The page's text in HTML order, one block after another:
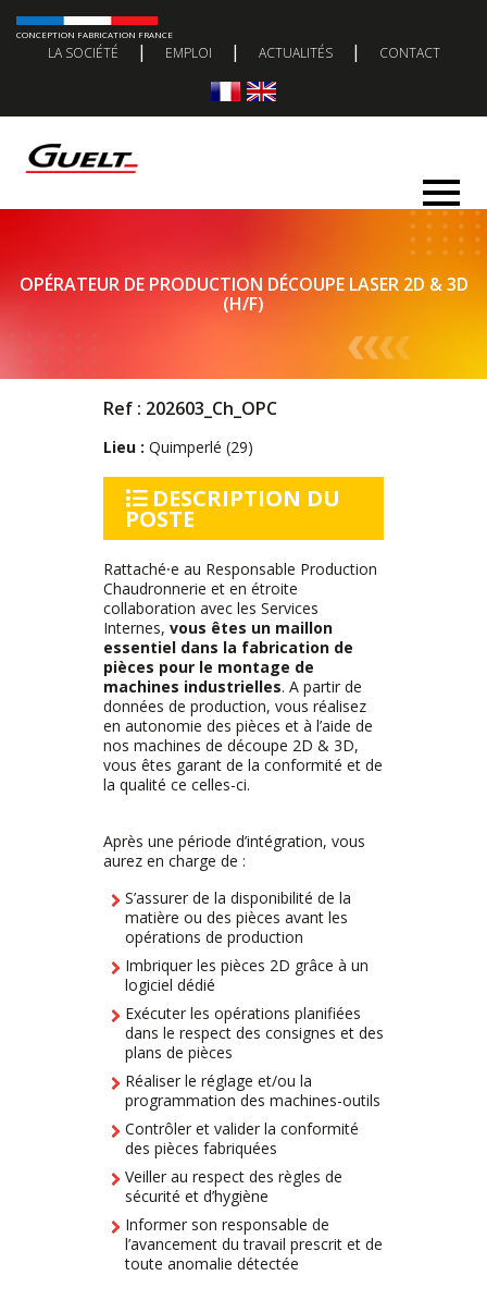
CONCEPTION FABRICATION FRANCE
LA SOCIÉTÉ | EMPLOI | ACTUALITÉS | CONTACT
OPÉRATEUR DE PRODUCTION DÉCOUPE LASER 2D & 3D
(H/F)
Ref : 202603_Ch_OPC
Lieu : Quimperlé (29)
DESCRIPTION DU
POSTE
Rattaché⸱e au Responsable Production
Chaudronnerie et en étroite
collaboration avec les Services
Internes, vous êtes un maillon
essentiel dans la fabrication de
pièces pour le montage de
machines industrielles. A partir de
données de production, vous réalisez
en autonomie des pièces et à l’aide de
nos machines de découpe 2D & 3D,
vous êtes garant de la conformité et de
la qualité ce celles-ci.
Après une période d’intégration, vous
aurez en charge de :
S’assurer de la disponibilité de la
matière ou des pièces avant les
opérations de production
Imbriquer les pièces 2D grâce à un
logiciel dédié
Exécuter les opérations planifiées
dans le respect des consignes et des
plans de pièces
Réaliser le réglage et/ou la
programmation des machines-outils
Contrôler et valider la conformité
des pièces fabriquées
Veiller au respect des règles de
sécurité et d’hygiène
Informer son responsable de
l’avancement du travail prescrit et de
toute anomalie détectée